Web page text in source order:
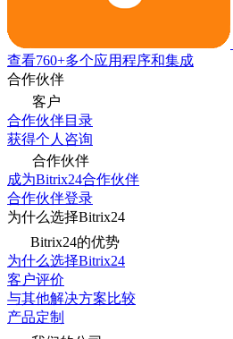
查看760+多个应用程序和集成
合作伙伴
客户
合作伙伴目录
获得个人咨询
合作伙伴
成为Bitrix24合作伙伴
合作伙伴登录
为什么选择Bitrix24
Bitrix24的优势
为什么选择Bitrix24
客户评价
与其他解决方案比较
产品定制